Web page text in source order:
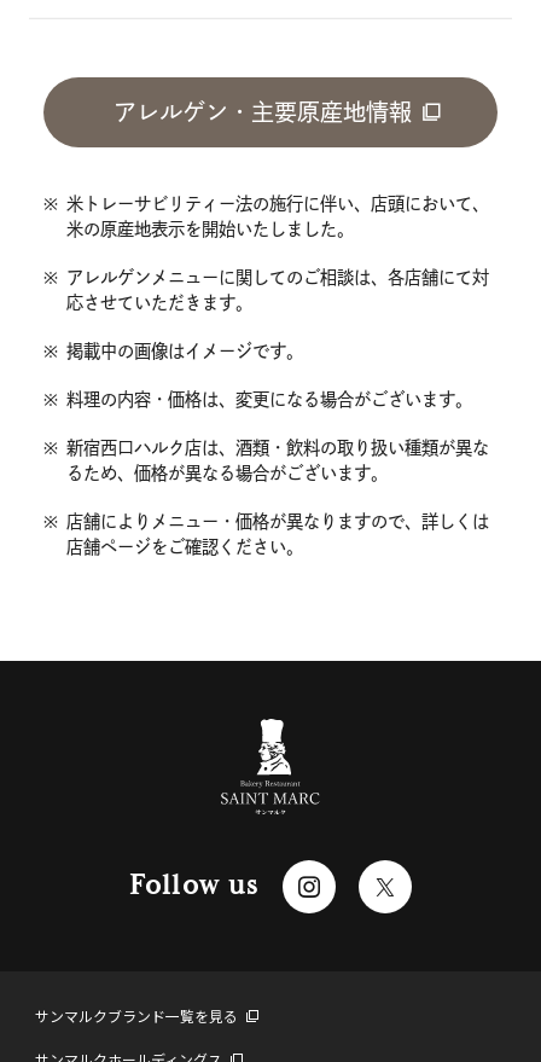
アレルゲン・主要原産地情報
※ 米トレーサビリティー法の施行に伴い、店頭において、
米の原産地表示を開始いたしました。
※ アレルゲンメニューに関してのご相談は、各店舗にて対
応させていただきます。
※ 掲載中の画像はイメージです。
※ 料理の内容・価格は、変更になる場合がございます。
※ 新宿西口ハルク店は、酒類・飲料の取り扱い種類が異な
るため、価格が異なる場合がございます。
※ 店舗によりメニュー・価格が異なりますので、詳しくは
店舗ページをご確認ください。
Follow us
サンマルクブランド一覧を見る